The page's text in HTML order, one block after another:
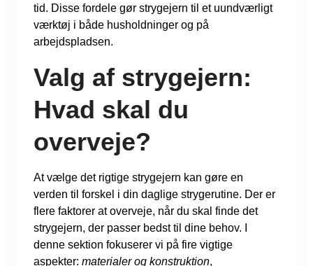
tid. Disse fordele gør strygejern til et uundværligt
værktøj i både husholdninger og på
arbejdspladsen.
Valg af strygejern:
Hvad skal du
overveje?
At vælge det rigtige strygejern kan gøre en
verden til forskel i din daglige strygerutine. Der er
flere faktorer at overveje, når du skal finde det
strygejern, der passer bedst til dine behov. I
denne sektion fokuserer vi på fire vigtige
aspekter: materialer og konstruktion,